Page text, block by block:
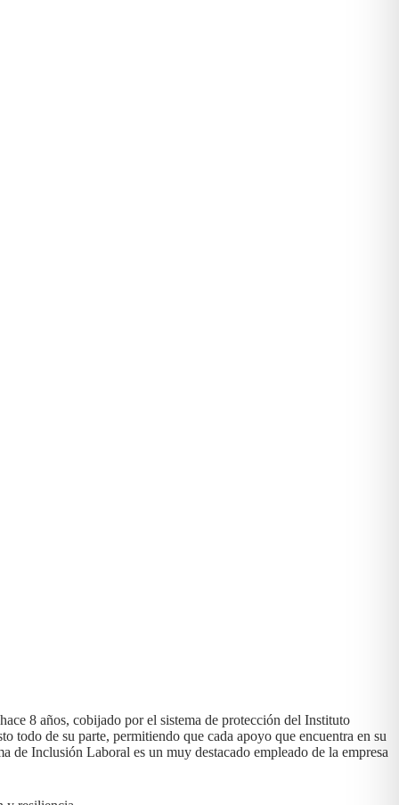
8 años, cobijado por el sistema de protección del Instituto
todo de su parte, permitiendo que cada apoyo que encuentra en su
Inclusión Laboral es un muy destacado empleado de la empresa